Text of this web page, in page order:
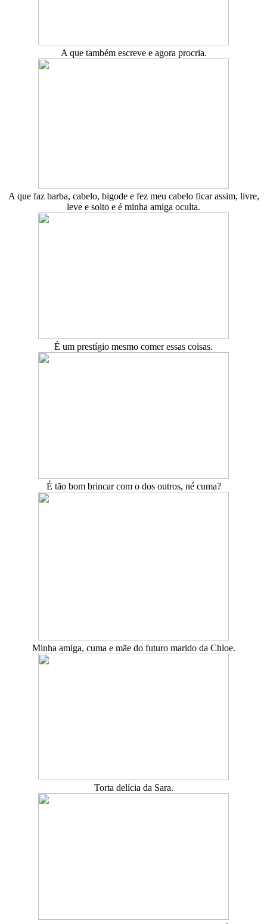
A que também escreve e agora procria.
A que faz barba, cabelo, bigode e fez meu cabelo ficar assim, livre,
leve e solto e é minha amiga oculta.
É um prestígio mesmo comer essas coisas.
É tão bom brincar com o dos outros, né cuma?
Minha amiga, cuma e mãe do futuro marido da Chloe.
Torta delícia da Sara.